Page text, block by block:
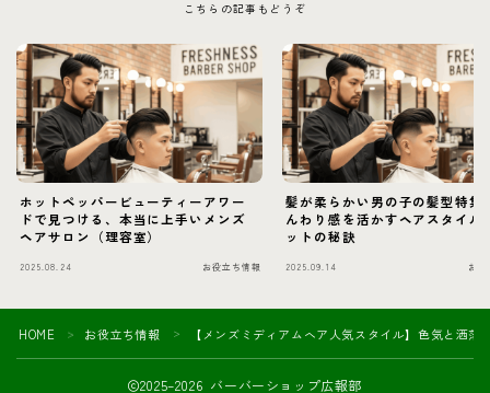
こちらの記事もどうぞ
ホットペッパービューティーアワー
ドで見つける、本当に上手いメンズ
ヘアサロン（理容室）
2025.08.24 お役立ち情報
髪が柔らかい男の子の髪型特集
んわり感を活かすヘアスタイル
ットの秘訣
2025.09.14 お
HOME ＞ お役立ち情報 ＞ 【メンズミディアムヘア人気スタイル】色気と洒
2025–2026 バーバーショップ広報部